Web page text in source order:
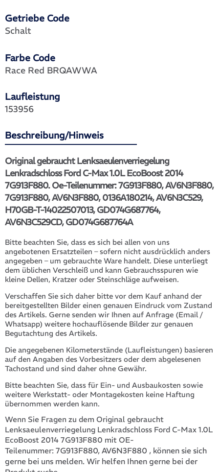
Getriebe Code
Schalt
Farbe Code
Laufleistung
Race Red BRQAWWA
153956
Beschreibung/Hinweis
Original gebraucht Lenksaeulenverriegelung
Lenkradschloss Ford C-Max 1.0L EcoBoost 2014
7G913F880. Oe-Teilenummer: 7G913F880, AV6N3F880,
7G913F880, AV6N3F880, 0136A180214, AV6N3C529,
H70GB-T-14022507013, GD074G687764,
AV6N3C529CD, GD074G687764A
Bitte beachten Sie, dass es sich bei allen von uns
angebotenen Ersatzteilen – sofern nicht ausdrücklich anders
angegeben – um gebrauchte Ware handelt. Diese unterliegt
dem üblichen Verschleiß und kann Gebrauchsspuren wie
kleine Dellen, Kratzer oder Steinschläge aufweisen.
Verschaffen Sie sich daher bitte vor dem Kauf anhand der
bereitgestellten Bilder einen genauen Eindruck vom Zustand
des Artikels. Gerne senden wir Ihnen auf Anfrage (Email /
Whatsapp) weitere hochauflösende Bilder zur genauen
Begutachtung des Artikels.
Die angegebenen Kilometerstände (Laufleistungen) basieren
auf den Angaben des Vorbesitzers oder dem abgelesenen
Tachostand und sind daher ohne Gewähr.
Bitte beachten Sie, dass für Ein- und Ausbaukosten sowie
weitere Werkstatt- oder Montagekosten keine Haftung
übernommen werden kann.
Wenn Sie Fragen zu dem Original gebraucht
Lenksaeulenverriegelung Lenkradschloss Ford C-Max 1.0L
EcoBoost 2014 7G913F880 mit OE-
Teilenummer: 7G913F880, AV6N3F880 , können sie sich
gerne bei uns melden. Wir helfen Ihnen gerne bei der